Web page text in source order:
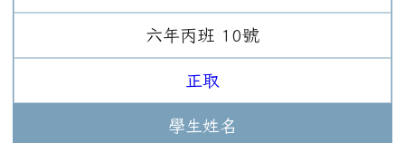
六年丙班 10號
正取
學生姓名